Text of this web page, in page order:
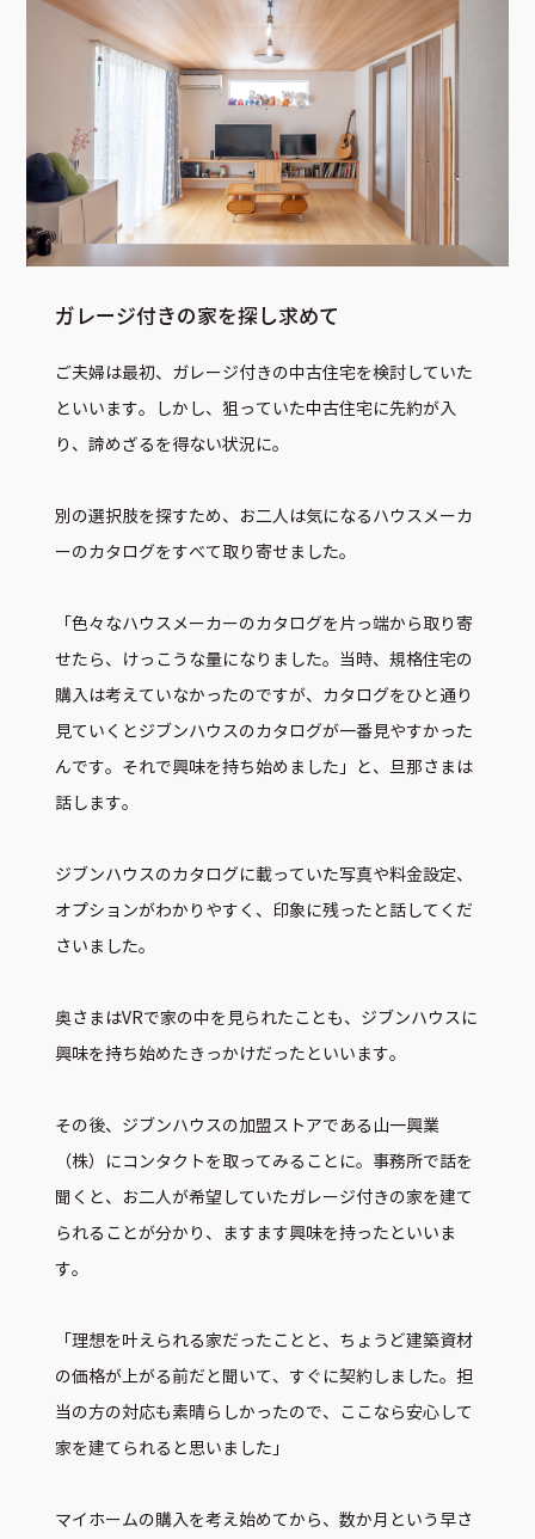
ガレージ付きの家を探し求めて
ご夫婦は最初、ガレージ付きの中古住宅を検討していた
といいます。しかし、狙っていた中古住宅に先約が入
り、諦めざるを得ない状況に。
別の選択肢を探すため、お二人は気になるハウスメーカ
ーのカタログをすべて取り寄せました。
「色々なハウスメーカーのカタログを片っ端から取り寄
せたら、けっこうな量になりました。当時、規格住宅の
購入は考えていなかったのですが、カタログをひと通り
見ていくとジブンハウスのカタログが一番見やすかった
んです。それで興味を持ち始めました」と、旦那さまは
話します。
ジブンハウスのカタログに載っていた写真や料金設定、
オプションがわかりやすく、印象に残ったと話してくだ
さいました。
奥さまはVRで家の中を見られたことも、ジブンハウスに
興味を持ち始めたきっかけだったといいます。
その後、ジブンハウスの加盟ストアである山一興業
（株）にコンタクトを取ってみることに。事務所で話を
聞くと、お二人が希望していたガレージ付きの家を建て
られることが分かり、ますます興味を持ったといいま
す。
「理想を叶えられる家だったことと、ちょうど建築資材
の価格が上がる前だと聞いて、すぐに契約しました。担
当の方の対応も素晴らしかったので、ここなら安心して
家を建てられると思いました」
マイホームの購入を考え始めてから、数か月という早さ